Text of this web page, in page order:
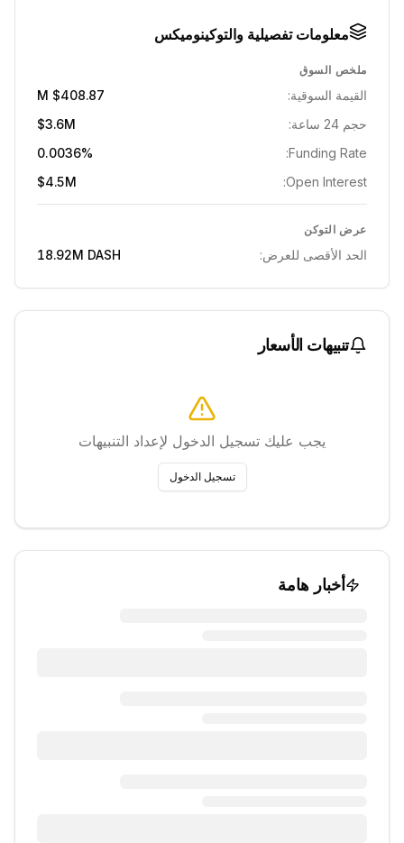
معلومات تفصيلية والتوكينوميكس
ملخص السوق
القيمة السوقية:
$408.87 M
حجم 24 ساعة:
$3.6M
Funding Rate:
0.0036%
Open Interest:
$4.5M
عرض التوكن
الحد الأقصى للعرض: 18.92M DASH
تنبيهات الأسعار
يجب عليك تسجيل الدخول لإعداد التنبيهات
تسجيل الدخول
أخبار هامة